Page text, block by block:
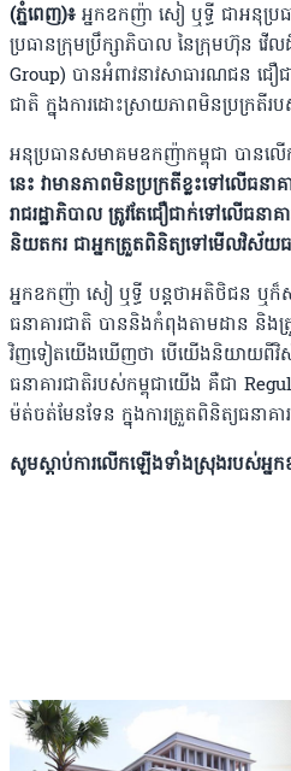
(ភ្នំពេញ)៖ អ្នកឧកញ៉ា សៀ ឬទ្ធី ជាអនុប្
ប្រធានក្រុមប្រឹក្សាភិបាល នៃក្រុមហ៊ុន វ
Group) បានអំពាវនាវសាធារណជន ជឿជ
ជាតិ ក្នុងការដោះស្រាយភាពមិនប្រក្រតី
អនុប្រធានសមាគមឧកញ៉ាកម្ពុជា បានលើ
នេះ វាមានភាពមិនប្រក្រតីខ្លះទៅលើធនា
រាជរដ្ឋាភិបាល ត្រូវតែជឿជាក់ទៅលើធនា
និយតករ ជាអ្នកត្រួតពិនិត្យទៅមើលវិស័យ
អ្នកឧកញ៉ា សៀ ឬទ្ធី បន្តថាអតិថិជន ឬក៏
ធនាគារជាតិ បាននិងកំពុងតាមដាន
វិញទៀតយើងឃើញថា បើយើងនិយាយពីវិស័យ
ធនាគារជាតិរបស់កម្ពុជាយើង គឺជា
ម៉ត់ចត់មែនទែន ក្នុងការត្រួតពិនិត្យធនាគ
សូមស្តាប់ការលើកឡើងទាំងស្រុងរបស់អ្